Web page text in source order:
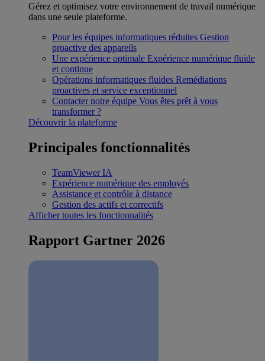
Gérez et optimisez votre environnement de travail numérique
dans une seule plateforme.
Pour les équipes informatiques réduites Gestion
proactive des appareils
Une expérience optimale Expérience numérique fluide
et continue
Opérations informatiques fluides Remédiations
proactives et service exceptionnel
Contacter notre équipe Vous êtes prêt à vous
transformer ?
Découvrir la plateforme
Principales fonctionnalités
TeamViewer IA
Expérience numérique des employés
Assistance et contrôle à distance
Gestion des actifs et correctifs
Afficher toutes les fonctionnalités
Rapport Gartner 2026